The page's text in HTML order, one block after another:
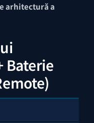
arhitectură a
Baterie